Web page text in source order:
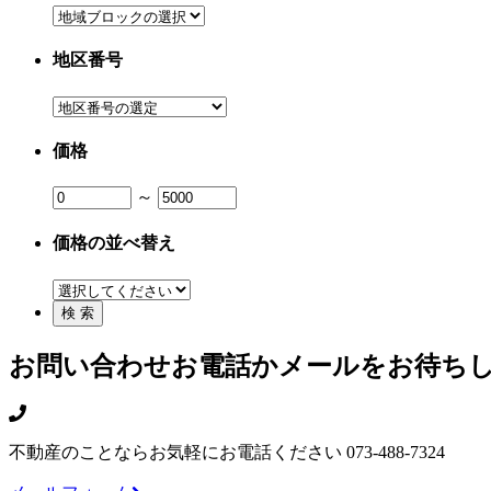
地区番号
価格
～
価格の並べ替え
お問い合わせお電話かメールをお待ち
不動産のことならお気軽にお電話ください 073-488-7324